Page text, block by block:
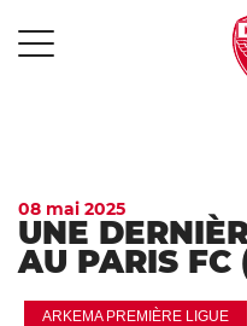
08 mai 2025
UNE
AU PARIS FC
ARKEMA PREMIÈRE LIGUE